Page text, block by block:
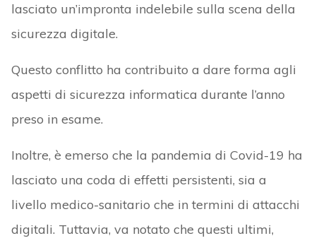
lasciato un’impronta indelebile sulla scena della
sicurezza digitale.
Questo conflitto ha contribuito a dare forma agli
aspetti di sicurezza informatica durante l’anno
preso in esame.
Inoltre, è emerso che la pandemia di Covid-19 ha
lasciato una coda di effetti persistenti, sia a
livello medico-sanitario che in termini di attacchi
digitali. Tuttavia, va notato che questi ultimi,